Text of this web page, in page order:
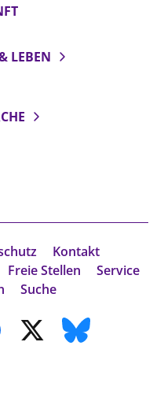
LEBEN
Kontakt
Freie Stellen
Service
Suche